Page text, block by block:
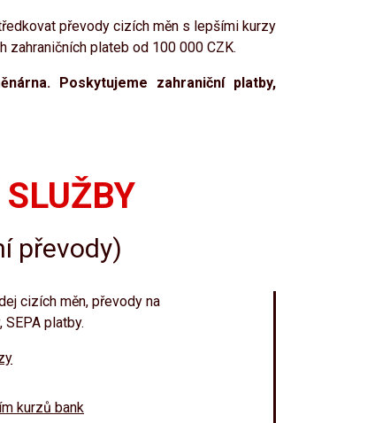
převody cizích měn s lepšími kurzy
zahraničních plateb od 100 000 CZK.
Poskytujeme zahraniční platby,
převody)
cizích měn, převody na
platby.
kurzů bank